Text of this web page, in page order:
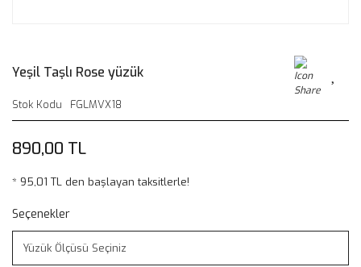
Yeşil Taşlı Rose yüzük
Stok Kodu FGLMVX18
890,00 TL
* 95,01 TL den başlayan taksitlerle!
Seçenekler